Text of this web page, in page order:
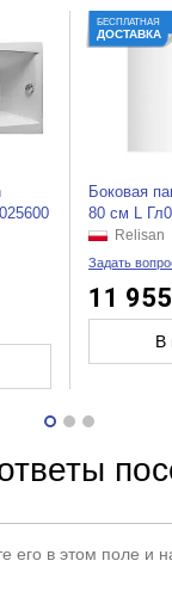
БЕСПЛАТНАЯ
ДОСТАВКА
Боковая
80 см L
Relisan
Задать
11 955
В